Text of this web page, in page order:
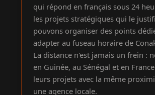
qui répond en français sous 24
les projets stratégiques qui le
pouvons organiser des points
adapter au fuseau horaire de
La distance n'est jamais un frein :
en Guinée, au Sénégal et en
leurs projets avec la même
une agence locale.